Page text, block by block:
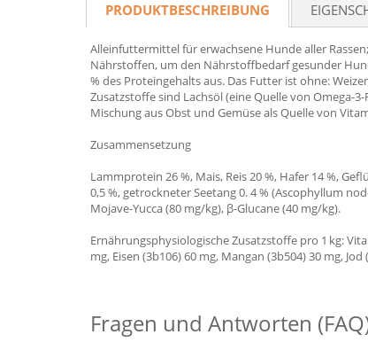
PRODUKTBESCHREIBUNG
Alleinfuttermittel für erwachsene Hunde aller
Nährstoffen, um den Nährstoffbedarf gesunder
% des Proteingehalts aus. Das Futter ist ohne:
Zusatzstoffe sind Lachsöl (eine Quelle von Omega-
Mischung aus Obst und Gemüse als Quelle von
Zusammensetzung
Lammprotein 26 %, Mais, Reis 20 %, Hafer 14 %,
0,5 %, getrockneter Seetang 0. 4 % (Ascophyllum
Mojave-Yucca (80 mg/kg), β-Glucane (40 mg/kg).
Ernährungsphysiologische Zusatzstoffe pro 1 kg:
mg, Eisen (3b106) 60 mg, Mangan (3b504) 30 mg,
Fragen und Antworten